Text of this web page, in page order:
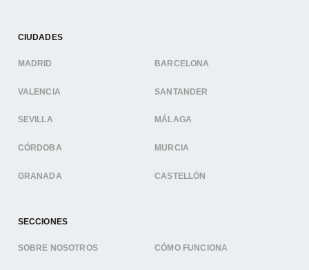
CIUDADES
MADRID BARCELONA
VALENCIA SANTANDER
SEVILLA MÁLAGA
CÓRDOBA MURCIA
GRANADA CASTELLÓN
SECCIONES
SOBRE NOSOTROS CÓMO FUNCIONA